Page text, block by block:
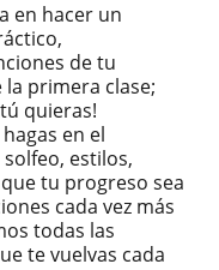
en hacer un
de tu
primera clase;
quieras!
en el
estilos,
tu progreso sea
cada vez más
todas las
te vuelvas cada